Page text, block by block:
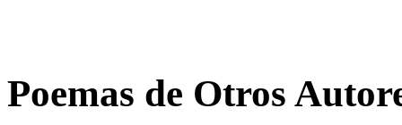
Poemas de Otros